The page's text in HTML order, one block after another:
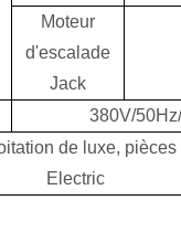
Moteur
d'escalade
Jack
380V/
de luxe,
Electric